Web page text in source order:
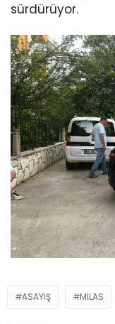
sürdürüyor.
ASAYIŞ MILAS